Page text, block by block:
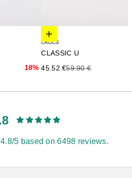
18%
Elige opciones
CROCS
CLASSIC U
Precio de oferta
45.52 €Precio anterior
59.90 €
5 based on 6498 reviews.